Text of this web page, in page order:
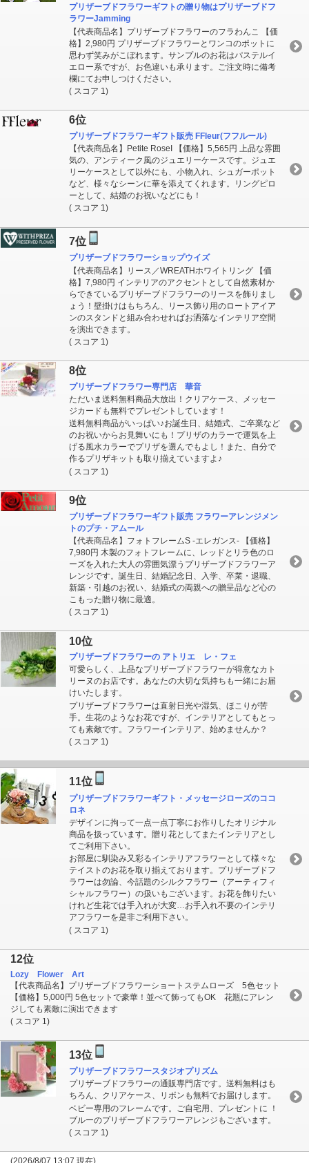
プリザーブドフラワーギフトの贈り物はプリザーブドフ
ラワーJamming
【代表商品名】プリザーブドフラワーのフラわんこ 【価
格】2,980円 プリザーブドフラワーとワンコのポットに
思わず笑みがこぼれます。サンプルのお花はパステルイ
エロー系ですが、お色違いも承ります。ご注文時に備考
欄にてお申しつけください。
( スコア 1)
6位
プリザーブドフラワーギフト販売 FFleur(フフルール)
【代表商品名】Petite RoseI 【価格】5,565円 上品な雰囲
気の、アンティーク風のジュエリーケースです。ジュエ
リーケースとして以外にも、小物入れ、シュガーポット
など、様々なシーンに華を添えてくれます。リングピロ
ーとして、結婚のお祝いなどにも！
( スコア 1)
7位
プリザーブドフラワーショップウイズ
【代表商品名】リース／WREATHホワイトリング 【価
格】7,980円 インテリアのアクセントとして自然素材か
らできているプリザーブドフラワーのリースを飾りまし
ょう！壁掛けはもちろん、リース飾り用のロートアイア
ンのスタンドと組み合わせればお洒落なインテリア空間
を演出できます。
( スコア 1)
8位
プリザーブドフラワー専門店 華音
ただいま送料無料商品大放出！クリアケース、メッセー
ジカードも無料でプレゼントしています！
送料無料商品がいっぱい♪お誕生日、結婚式、ご卒業など
のお祝いからお見舞いにも！プリザのカラーで運気を上
げる風水カラーでプリザを選んでもよし！また、自分で
作るプリザキットも取り揃えていますよ♪
( スコア 1)
9位
プリザーブドフラワーギフト販売 フラワーアレンジメン
トのプチ・アムール
【代表商品名】フォトフレームS -エレガンス- 【価格】
7,980円 木製のフォトフレームに、レッドとリラ色のロ
ーズを入れた大人の雰囲気漂うプリザーブドフラワーア
レンジです。誕生日、結婚記念日、入学、卒業・退職、
新築・引越のお祝い、結婚式の両親への贈呈品など心の
こもった贈り物に最適。
( スコア 1)
10位
プリザーブドフラワーの アトリエ レ・フェ
可愛らしく、上品なプリザーブドフラワーが得意なカト
リーヌのお店です。あなたの大切な気持ちも一緒にお届
けいたします。
プリザーブドフラワーは直射日光や湿気、ほこりが苦
手。生花のようなお花ですが、インテリアとしてもとっ
ても素敵です。フラワーインテリア、始めませんか？
( スコア 1)
11位
プリザーブドフラワーギフト・メッセージローズのココ
ロネ
デザインに拘って一点一点丁寧にお作りしたオリジナル
商品を扱っています。贈り花としてまたインテリアとし
てご利用下さい。
お部屋に馴染み又彩るインテリアフラワーとして様々な
テイストのお花を取り揃えております。プリザーブドフ
ラワーは勿論、今話題のシルクフラワー（アーティフィ
シャルフラワー）の扱いもございます。お花を飾りたい
けれど生花では手入れが大変…お手入れ不要のインテリ
アフラワーを是非ご利用下さい。
( スコア 1)
12位
Lozy Flower Art
【代表商品名】プリザーブドフラワーショートステムローズ 5色セット
【価格】5,000円 5色セットで豪華！並べて飾ってもOK 花瓶にアレン
ジしても素敵に演出できます
( スコア 1)
13位
プリザーブドフラワースタジオプリズム
プリザーブドフラワーの通販専門店です。送料無料はも
ちろん、クリアケース、リボンも無料でお届けします。
ベビー専用のフレームです。ご自宅用、プレゼントに ！
ブルーのプリザーブドフラワーアレンジもございます。
( スコア 1)
(2026/8/07 13:07 現在)